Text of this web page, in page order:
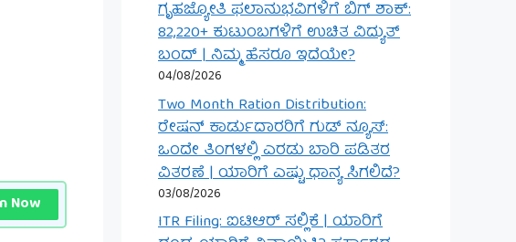
Now
ಗೃಹಜ್ಯೋತಿ ಫಲಾನುಭವಿಗಳಿಗೆ ಬಿಗ್ ಶಾಕ್:
82,220+ ಕುಟುಂಬಗಳಿಗೆ ಉಚಿತ ವಿದ್ಯುತ್
ಬಂದ್ | ನಿಮ್ಮ ಹೆಸರೂ ಇದೆಯೇ?
04/08/2026
Two Month Ration Distribution:
ರೇಷನ್ ಕಾರ್ಡುದಾರರಿಗೆ ಗುಡ್ ನ್ಯೂಸ್:
ಒಂದೇ ತಿಂಗಳಲ್ಲಿ ಎರಡು ಬಾರಿ ಪಡಿತರ
ವಿತರಣೆ | ಯಾರಿಗೆ ಎಷ್ಟು ಧಾನ್ಯ ಸಿಗಲಿದೆ?
03/08/2026
ITR Filing: ಐಟಿಆರ್ ಸಲ್ಲಿಕೆ | ಯಾರಿಗೆ